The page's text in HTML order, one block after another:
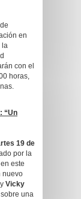
en
la
con el
horas,
“Un
19 de
por la
en este
nuevo
y Vicky
una